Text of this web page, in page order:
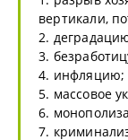
вертикали,
2.
3.
4. инфляцию;
5. массовое
6.
7.